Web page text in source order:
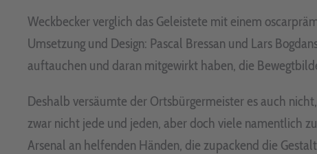
Weckbecker verglich das Geleistete mit einem
Umsetzung und Design: Pascal Bressan und Lars
auftauchen und daran mitgewirkt haben, die
Deshalb versäumte der Ortsbürgermeister es auch
zwar nicht jede und jeden, aber doch viele namentlich
Arsenal an helfenden Händen, die zupackend die